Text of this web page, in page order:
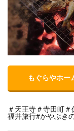
もぐらやホー
＃天王寺＃寺田町
福井旅行#かやぶき